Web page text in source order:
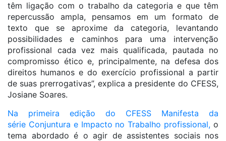
têm ligação com o trabalho da categoria e que têm
repercussão ampla, pensamos em um formato de
texto que se aproxime da categoria, levantando
possibilidades e caminhos para uma intervenção
profissional cada vez mais qualificada, pautada no
compromisso ético e, principalmente, na defesa dos
direitos humanos e do exercício profissional a partir
de suas prerrogativas”, explica a presidente do CFESS,
Josiane Soares.
Na primeira edição do CFESS Manifesta da
série Conjuntura e Impacto no Trabalho profissional, o
tema abordado é o agir de assistentes sociais nos